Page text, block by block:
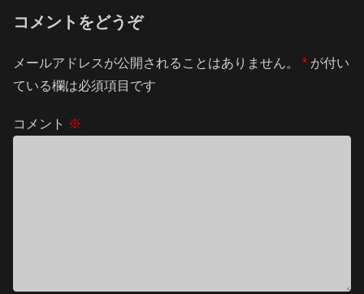
コメントをどうぞ
メールアドレスが公開されることはありません。 * が付い
ている欄は必須項目です
コメント ※